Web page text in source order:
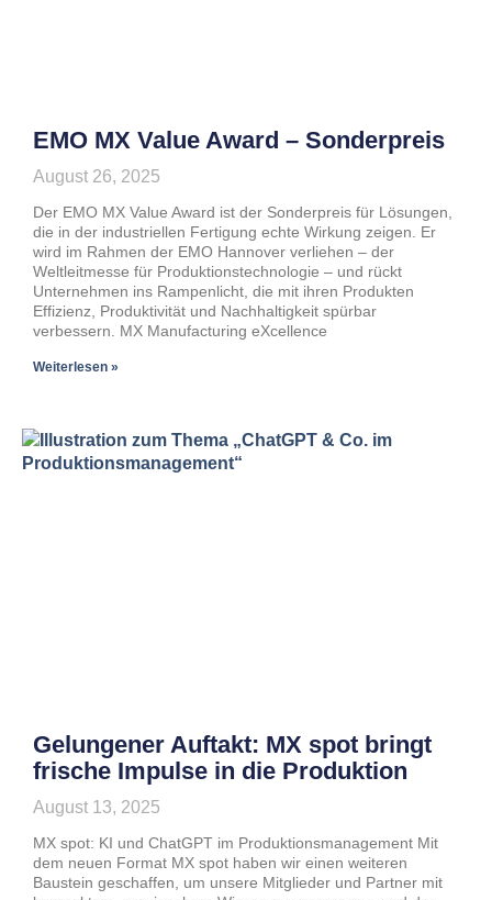
EMO MX Value Award – Sonderpreis
August 26, 2025
Der EMO MX Value Award ist der Sonderpreis für Lösungen,
die in der industriellen Fertigung echte Wirkung zeigen. Er
wird im Rahmen der EMO Hannover verliehen – der
Weltleitmesse für Produktionstechnologie – und rückt
Unternehmen ins Rampenlicht, die mit ihren Produkten
Effizienz, Produktivität und Nachhaltigkeit spürbar
verbessern. MX Manufacturing eXcellence
Weiterlesen »
Gelungener Auftakt: MX spot bringt
frische Impulse in die Produktion
August 13, 2025
MX spot: KI und ChatGPT im Produktionsmanagement Mit
dem neuen Format MX spot haben wir einen weiteren
Baustein geschaffen, um unsere Mitglieder und Partner mit